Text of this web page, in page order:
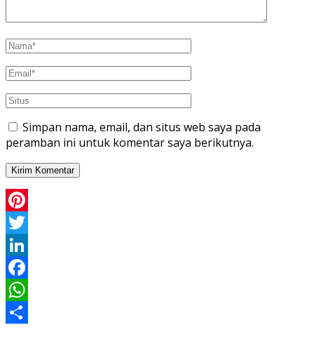
Simpan nama, email, dan situs web saya pada
peramban ini untuk komentar saya berikutnya.
Pinterest
Twitter
LinkedIn
Facebook
WhatsApp